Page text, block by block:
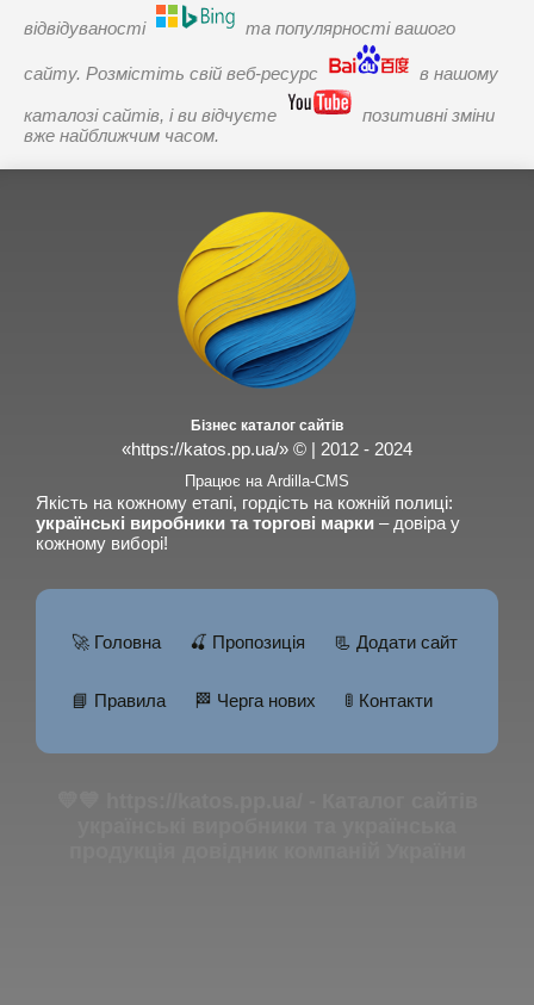
відвідуваності
та популярності вашого
сайту. Розмістіть свій веб-ресурс в нашому
каталозі сайтів, і ви відчуєте
позитивні зміни
вже найближчим часом.
Бізнес каталог сайтів
«https://katos.pp.ua/» © | 2012 - 2024
Працює на Ardilla-CMS
Якість на кожному етапі, гордість на кожній полиці:
українські виробники та торгові марки – довіра у
кожному виборі!
🚀 Головна 🍒 Пропозиція 📃 Додати сайт
📘 Правила 🏁 Черга нових 🚦 Контакти